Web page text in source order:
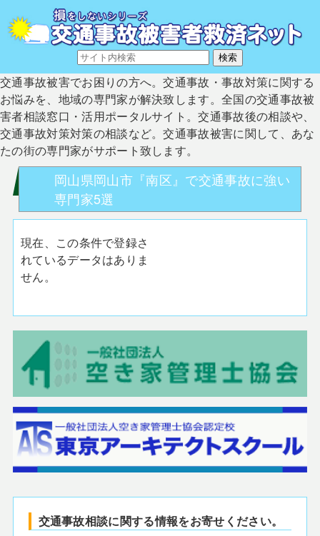
交通事故被害でお困りの方へ。交通事故・事故対策に関する
お悩みを、地域の専門家が解決致します。全国の交通事故被
害者相談窓口・活用ポータルサイト。交通事故後の相談や、
交通事故対策対策の相談など。交通事故被害に関して、あな
たの街の専門家がサポート致します。
岡山県岡山市『南区』で交通事故に強い
専門家5選
現在、この条件で登録さ
れているデータはありま
せん。
交通事故相談に関する情報をお寄せください。